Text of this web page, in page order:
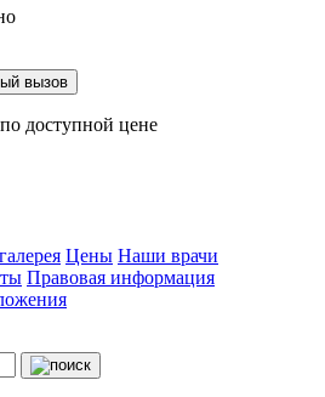
вызов
доступной цене
Цены Наши врачи
Правовая информация